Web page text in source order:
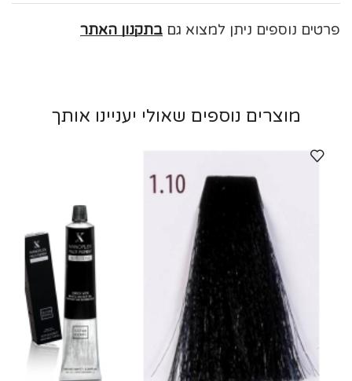
פרטים נוספים ניתן למצוא גם בתקנון האתר
מוצרים נוספים שאולי יעניינו אותך